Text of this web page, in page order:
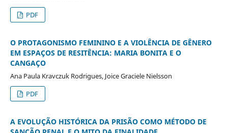
PDF
O PROTAGONISMO FEMININO E A VIOLÊNCIA DE GÊNERO
EM ESPAÇOS DE RESITÊNCIA: MARIA BONITA E O
CANGAÇO
Ana Paula Kravczuk Rodrigues, Joice Graciele Nielsson
PDF
A EVOLUÇÃO HISTÓRICA DA PRISÃO COMO MÉTODO DE